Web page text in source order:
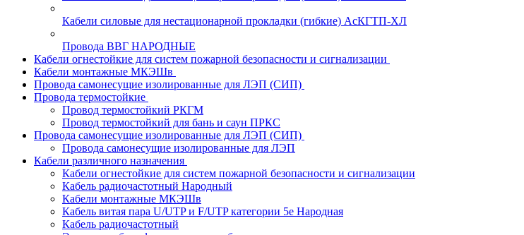
Кабели силовые для нестационарной прокладки (гибкие) АсКГТП-ХЛ
Провода ВВГ НАРОДНЫЕ
Кабели огнестойкие для систем пожарной безопасности и сигнализации
Кабели монтажные МКЭШв
Провода самонесущие изолированные для ЛЭП (СИП)
Провода термостойкие
Провод термостойкий РКГМ
Провод термостойкий для бань и саун ПРКС
Провода самонесущие изолированные для ЛЭП (СИП)
Провода самонесущие изолированные для ЛЭП
Кабели различного назначения
Кабели огнестойкие для систем пожарной безопасности и сигнализации
Кабель радиочастотный Народный
Кабели монтажные МКЭШв
Кабель витая пара U/UTP и F/UTP категории 5е Народная
Кабель радиочастотный